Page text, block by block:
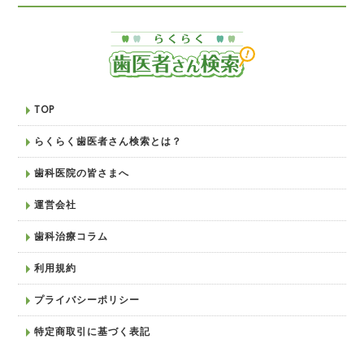
TOP
らくらく歯医者さん検索とは？
歯科医院の皆さまへ
運営会社
歯科治療コラム
利用規約
プライバシーポリシー
特定商取引に基づく表記